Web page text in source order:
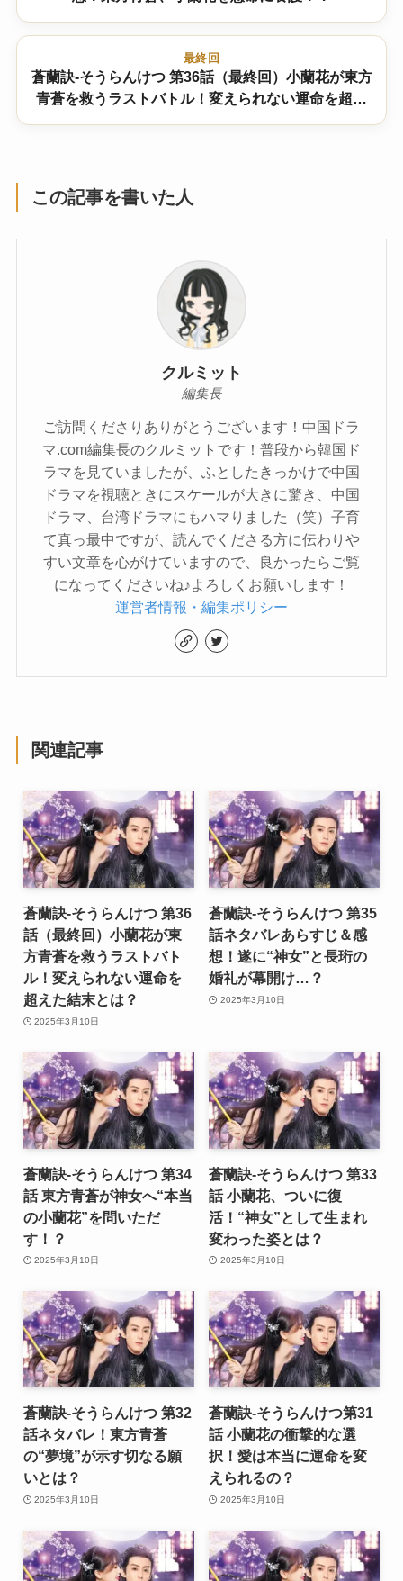
最終回
蒼蘭訣-そうらんけつ 第36話（最終回）小蘭花が東方
青蒼を救うラストバトル！変えられない運命を超え
この記事を書いた人
クルミット
編集長
ご訪問くださりありがとうございます！中国ドラ
マ.com編集長のクルミットです！普段から韓国ド
ラマを見ていましたが、ふとしたきっかけで中国
ドラマを視聴ときにスケールが大きに驚き、中国
ドラマ、台湾ドラマにもハマりました（笑）子育
て真っ最中ですが、読んでくださる方に伝わりや
すい文章を心がけていますので、良かったらご覧
になってくださいね♪よろしくお願いします！
運営者情報・編集ポリシー
関連記事
蒼蘭訣-そうらんけつ 第36
話（最終回）小蘭花が東
方青蒼を救うラストバト
ル！変えられない運命を
超えた結末とは？
2025年3月10日
蒼蘭訣-そうらんけつ 第35
話ネタバレあらすじ＆感
想！遂に“神女”と長珩の
婚礼が幕開け…？
2025年3月10日
蒼蘭訣-そうらんけつ 第34
話 東方青蒼が神女へ“本当
の小蘭花”を問いただ
す！？
2025年3月10日
蒼蘭訣-そうらんけつ 第33
話 小蘭花、ついに復
活！“神女”として生まれ
変わった姿とは？
2025年3月10日
蒼蘭訣-そうらんけつ 第32
話ネタバレ！東方青蒼
の“夢境”が示す切なる願
いとは？
2025年3月10日
蒼蘭訣-そうらんけつ第31
話 小蘭花の衝撃的な選
択！愛は本当に運命を変
えられるの？
2025年3月10日